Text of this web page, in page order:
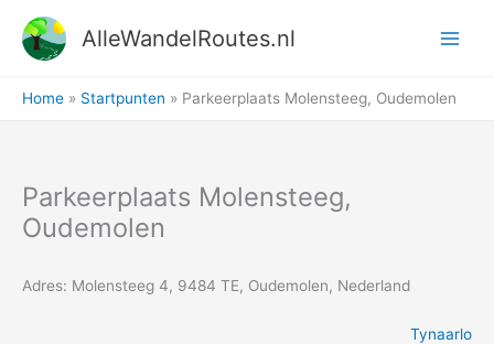
naar
AlleWandelRoutes.nl
Home Startpunten Parkeerplaats Molensteeg, Oudemolen
Parkeerplaats Molensteeg,
Oudemolen
Adres: Molensteeg 4, 9484 TE, Oudemolen, Nederland
Tynaarlo